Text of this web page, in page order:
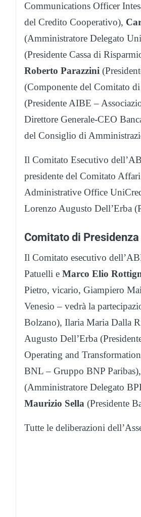
Communications Officer
del Credito Cooperativo),
(Amministratore Delegato
(Presidente Cassa di
Roberto Parazzini
(Componente del Comitato
(Presidente AIBE –
Direttore Generale-CEO
del Consiglio di
Il Comitato Esecutivo
presidente del Comitato
Administrative Office
Lorenzo Augusto Dell’Erba
Comitato di Presidenza
Il Comitato esecutivo
Patuelli e Marco Elio
Pietro, vicario, Giampiero
Venesio – vedrà la
Bolzano), Ilaria Maria Dalla
Augusto Dell’Erba
Operating and
BNL – Gruppo BNP
(Amministratore Delegato
Maurizio Sella (Presidente
Tutte le deliberazioni